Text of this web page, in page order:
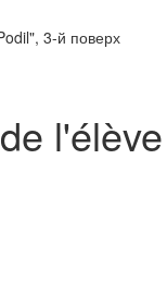
3-й поверх
l'élève